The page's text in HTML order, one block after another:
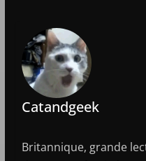
Catandgeek
Britannique, grande